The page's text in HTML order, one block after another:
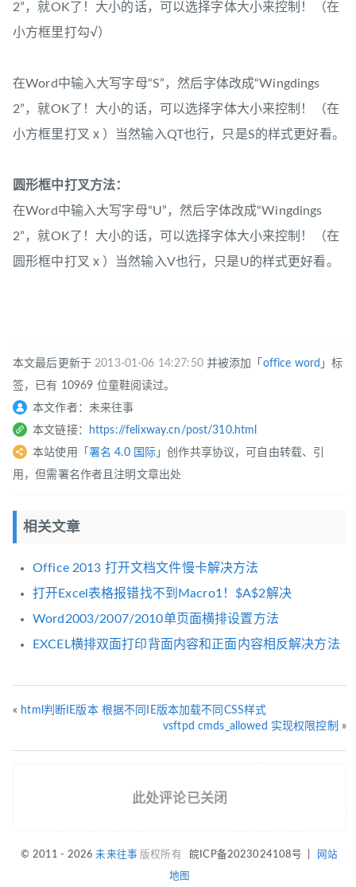
2”，就OK了！大小的话，可以选择字体大小来控制！（在
小方框里打勾√）
在Word中输入大写字母“S”，然后字体改成“Wingdings
2”，就OK了！大小的话，可以选择字体大小来控制！（在
小方框里打叉ⅹ）当然输入QT也行，只是S的样式更好看。
圆形框中打叉方法：
在Word中输入大写字母“U”，然后字体改成“Wingdings
2”，就OK了！大小的话，可以选择字体大小来控制！（在
圆形框中打叉ⅹ）当然输入V也行，只是U的样式更好看。
本文最后更新于2013-01-06 14:27:50并被添加「 office word 」标
签，已有 10969 位童鞋阅读过。
本文作者：未来往事
本文链接：
https://felixway.cn/post/310.html
本站使用「 署名 4.0 国际 」创作共享协议，可自由转载、引
用，但需署名作者且注明文章出处
相关文章
Office 2013 打开文档文件慢卡解决方法
打开Excel表格报错找不到Macro1！$A$2解决
Word2003/2007/2010单页面横排设置方法
EXCEL横排双面打印背面内容和正面内容相反解决方法
« html判断IE版本 根据不同IE版本加载不同CSS样式
vsftpd cmds_allowed 实现权限控制 »
此处评论已关闭
© 2011 - 2026未来往事 版权所有 皖ICP备2023024108号 网站
地图